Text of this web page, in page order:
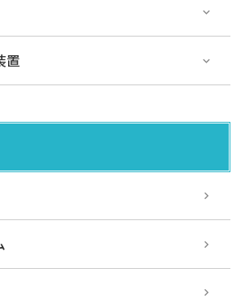
光データ伝送装置 各種オープンネ
ットワーク対応タイプ
BWF-3E/4E-CE
ットワーク対応タイプ
EWF-0/1E-N
光データ伝送装置 各種オープンネ
置